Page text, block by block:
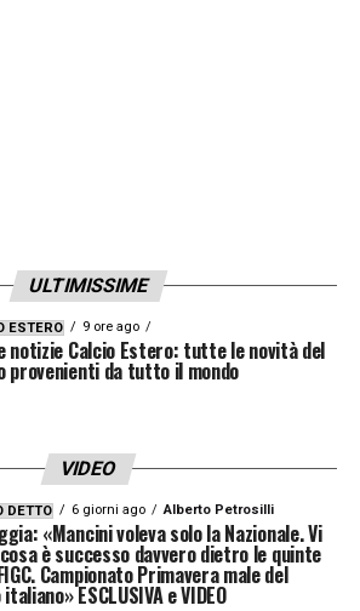
ULTIMISSIME
ESTERO 9 ore ago
notizie Calcio Estero: tutte le novità del
provenienti da tutto il mondo
VIDEO
DETTO 6 giorni ago Alberto Petrosilli
«Mancini voleva solo la Nazionale. Vi
è successo davvero dietro le quinte
Campionato Primavera male del
ESCLUSIVA e VIDEO